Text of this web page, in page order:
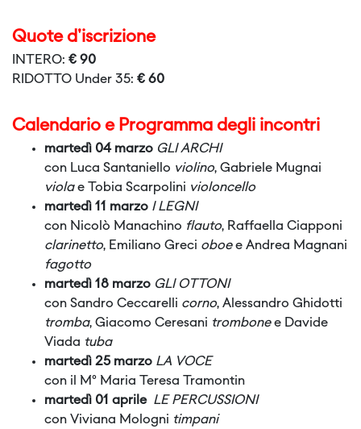
Quote d'iscrizione
INTERO: € 90
RIDOTTO Under 35: € 60
Calendario e Programma degli incontri
martedì 04 marzo GLI ARCHI
con Luca Santaniello violino, Gabriele Mugnai
violae Tobia Scarpolini violoncello
martedì 11 marzo I LEGNI
con Nicolò Manachino flauto, Raffaella Ciapponi
clarinetto, Emiliano Greci oboee Andrea Magnani
fagotto
martedì 18 marzo GLI OTTONI
con Sandro Ceccarelli corno, Alessandro Ghidotti
tromba, Giacomo Ceresani trombonee Davide
Viada tuba
martedì 25 marzo LA VOCE
con il M° Maria Teresa Tramontin
martedì 01 aprile LE PERCUSSIONI
con Viviana Mologni timpani